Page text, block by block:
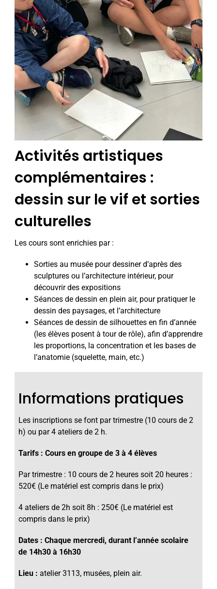
Activités artistiques
complémentaires :
dessin sur le vif et sorties
culturelles
Les cours sont enrichies par :
Sorties au musée pour dessiner d’après des
sculptures ou l’architecture intérieur, pour
découvrir des expositions
Séances de dessin en plein air, pour pratiquer le
dessin des paysages, et l’architecture
Séances de dessin de silhouettes en fin d’année
(les élèves posent à tour de rôle), afin d’apprendre
les proportions, la concentration et les bases de
l’anatomie (squelette, main, etc.)
Informations pratiques
Les inscriptions se font par trimestre (10 cours de 2
h) ou par 4 ateliers de 2 h.
Tarifs : Cours en groupe de 3 à 4 élèves
Par trimestre : 10 cours de 2 heures soit 20 heures :
520€ (Le matériel est compris dans le prix)
4 ateliers de 2h soit 8h : 250€ (Le matériel est
compris dans le prix)
Dates : Chaque mercredi, durant l’année scolaire
de 14h30 à 16h30
Lieu : atelier 3113, musées, plein air.